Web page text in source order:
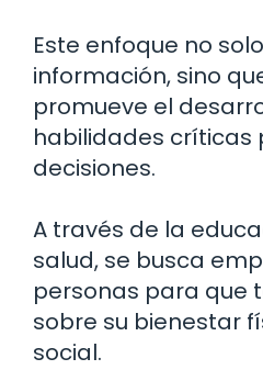
Este enfoque no
información, sino
promueve el
habilidades críticas
decisiones.
A través de la
salud, se busca
personas para que
sobre su bienestar
social.